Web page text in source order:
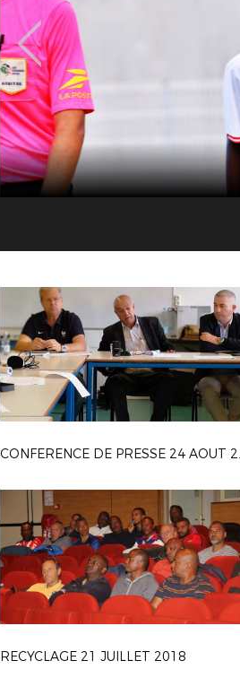
RECYCLAGE 21 JUILLET 2018